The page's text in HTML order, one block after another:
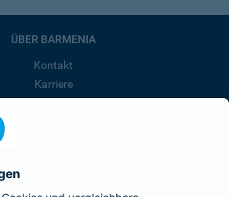
ÜBER BARMENIA
Kontakt
Karriere
ist Teil der BarmeniaGothaer